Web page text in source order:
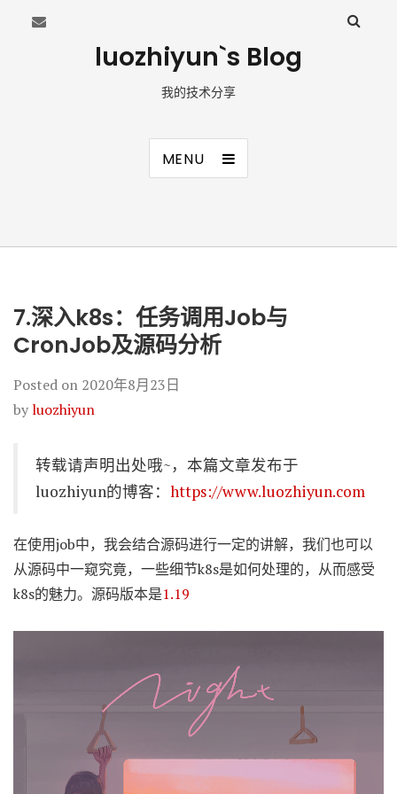
luozhiyun`s Blog
我的技术分享
MENU
7.深入k8s：任务调用Job与
CronJob及源码分析
Posted on 2020年8月23日
byluozhiyun
转载请声明出处哦~，本篇文章发布于
luozhiyun的博客： https://www.luozhiyun.com
在使用job中，我会结合源码进行一定的讲解，我们也可以
从源码中一窥究竟，一些细节k8s是如何处理的，从而感受
k8s的魅力。源码版本是1.19